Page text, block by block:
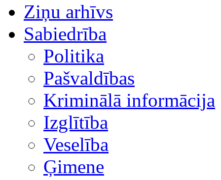
Ziņu arhīvs
Sabiedrība
Politika
Pašvaldības
Kriminālā informācija
Izglītība
Veselība
Ģimene